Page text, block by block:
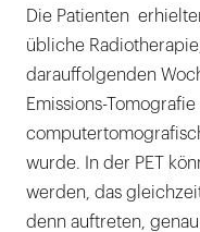
Die Patienten
übliche
darauffolgenden
Emissions-
wurde. In der PET
werden, das
denn auftreten,